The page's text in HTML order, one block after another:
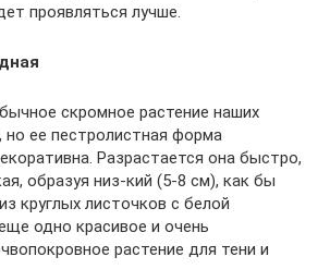
проявляться лучше.
скромное растение наших
ее пестролистная форма
Разрастается она быстро,
образуя низ-кий (5-8 см), как бы
круглых листочков с белой
одно красивое и очень
растение для тени и